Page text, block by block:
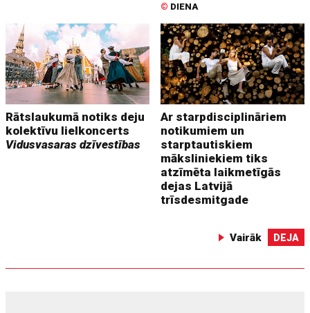
© DIENA
Rātslaukumā notiks deju
kolektīvu lielkoncerts
Vidusvasaras dzīvestības
Ar starpdisciplināriem
notikumiem un
starptautiskiem
māksliniekiem tiks
atzīmēta laikmetīgās
dejas Latvijā
trīsdesmitgade
Vairāk DEJA